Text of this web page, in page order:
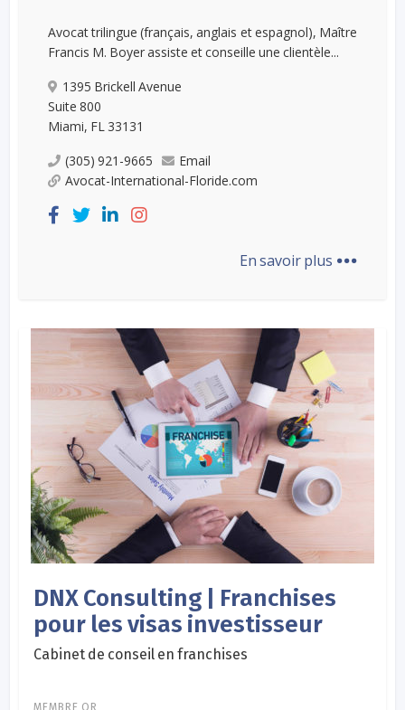
Avocat trilingue (français, anglais et espagnol), Maître
Francis M. Boyer assiste et conseille une clientèle...
1395 Brickell Avenue
Suite 800
Miami, FL 33131
(305) 921-9665
Email
Avocat-International-Floride.com
En savoir plus ...
DNX Consulting | Franchises
pour les visas investisseur
Cabinet de conseil en franchises
MEMBRE OR